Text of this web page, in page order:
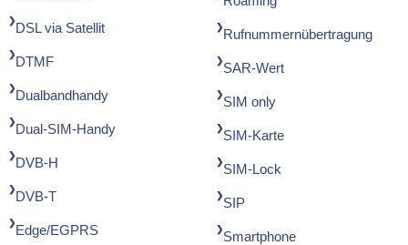
DSL via Satellit
DTMF
Dualbandhandy
Dual-SIM-Handy
DVB-H
DVB-T
Edge/EGPRS
Rufnummernübertragung
SAR-Wert
SIM only
SIM-Karte
SIM-Lock
SIP
Smartphone